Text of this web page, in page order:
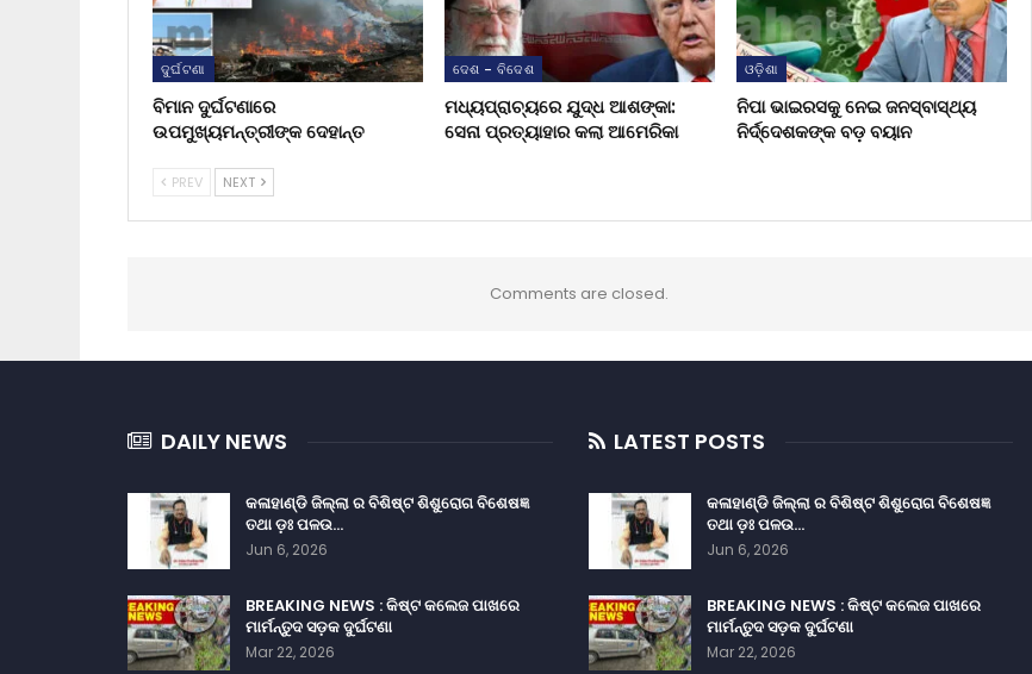
ଦୁର୍ଘଟଣା
ବିମାନ ଦୁର୍ଘଟଣାରେ
ଉପମୁଖ୍ୟମନ୍ତ୍ରୀଙ୍କ ଦେହାନ୍ତ
ଦେଶ - ବିଦେଶ
ମଧ୍ୟପ୍ରାଚ୍ୟରେ ଯୁଦ୍ଧ ଆଶଙ୍କା:
ସେନା ପ୍ରତ୍ୟାହାର କଲା ଆମେରିକା
ଓଡ଼ିଶା
ନିପା ଭାଇରସକୁ ନେଇ ଜନସ୍ବାସ୍ଥ୍ୟ
ନିର୍ଦ୍ଦେଶକଙ୍କ ବଡ଼ ବୟାନ
PREV NEXT
Comments are closed.
DAILY NEWS
କଳାହାଣ୍ଡି ଜିଲ୍ଲା ର ବିଶିଷ୍ଟ ଶିଶୁରୋଗ ବିଶେଷଜ୍ଞ
ତଥା ଡ଼ଃ ପଳଉ…
Jun 6, 2026
BREAKING NEWS : କିଷ୍ଟ କଲେଜ ପାଖରେ
ମାର୍ମନ୍ତୁଦ ସଡ଼କ ଦୁର୍ଘଟଣା
Mar 22, 2026
LATEST POSTS
କଳାହାଣ୍ଡି ଜିଲ୍ଲା ର ବିଶିଷ୍ଟ ଶିଶୁରୋଗ ବିଶେଷଜ୍ଞ
ତଥା ଡ଼ଃ ପଳଉ…
Jun 6, 2026
BREAKING NEWS : କିଷ୍ଟ କଲେଜ ପାଖରେ
ମାର୍ମନ୍ତୁଦ ସଡ଼କ ଦୁର୍ଘଟଣା
Mar 22, 2026